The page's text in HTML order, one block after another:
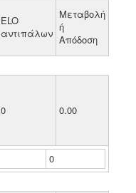
ELO
αντιπάλων
Μεταβολή
ή
Απόδοση
0 0.00
0